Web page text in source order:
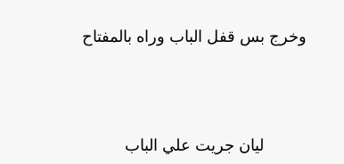
وخرج بس قفل الباب وراه بالمفتاح
ليان جريت علي الباب